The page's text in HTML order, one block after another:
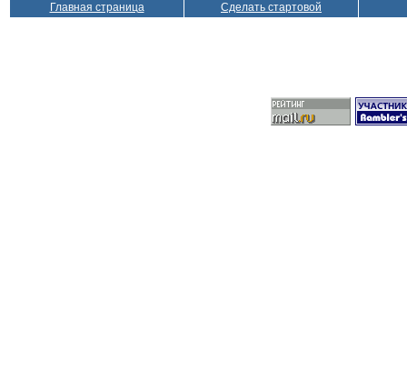
Главная страница Сделать стартовой